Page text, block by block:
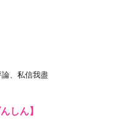
、私信我盡
しん】